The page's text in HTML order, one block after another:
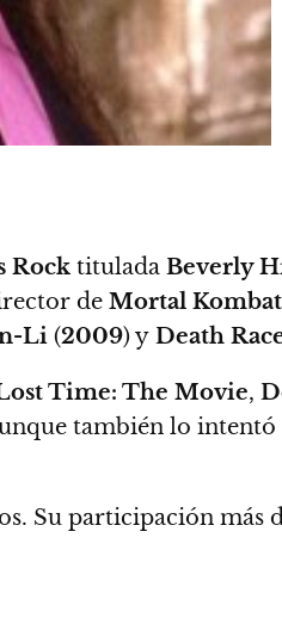
Rock titulada Beverly
de Mortal Kombat
Li (2009) y Death
Time: The Movie,
también lo intentó
Su participación más